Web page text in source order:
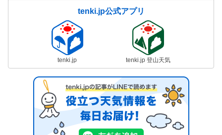
tenki.jp公式アプリ
tenki.jp tenki.jp 登山天気